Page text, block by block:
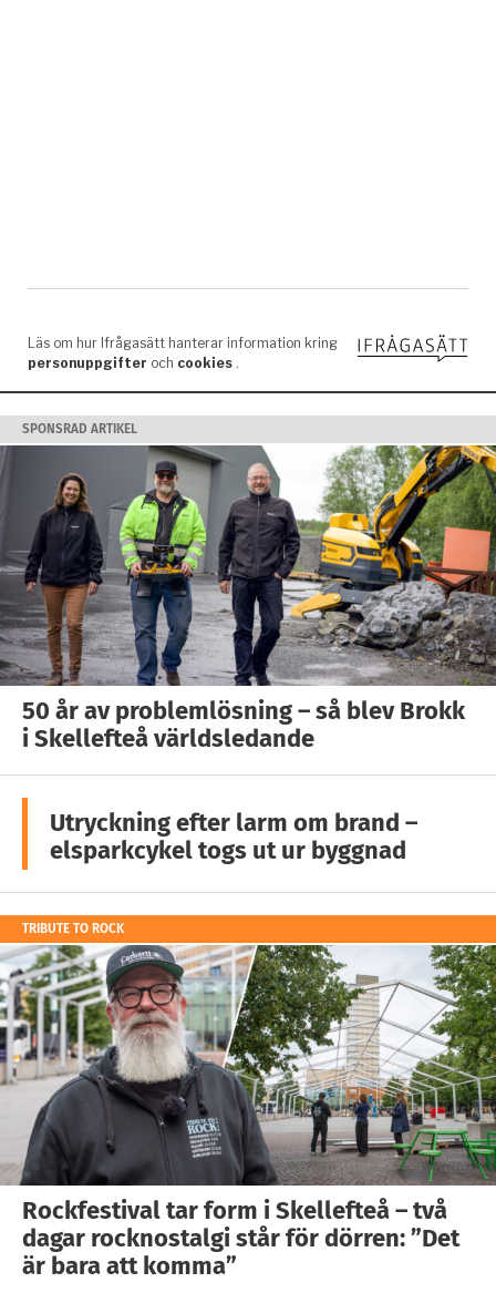
SPONSRAD ARTIKEL
50 år av problemlösning – så blev Brokk
i Skellefteå världsledande
Utryckning efter larm om brand –
elsparkcykel togs ut ur byggnad
TRIBUTE TO ROCK
Rockfestival tar form i Skellefteå – två
dagar rocknostalgi står för dörren: ”Det
är bara att komma”